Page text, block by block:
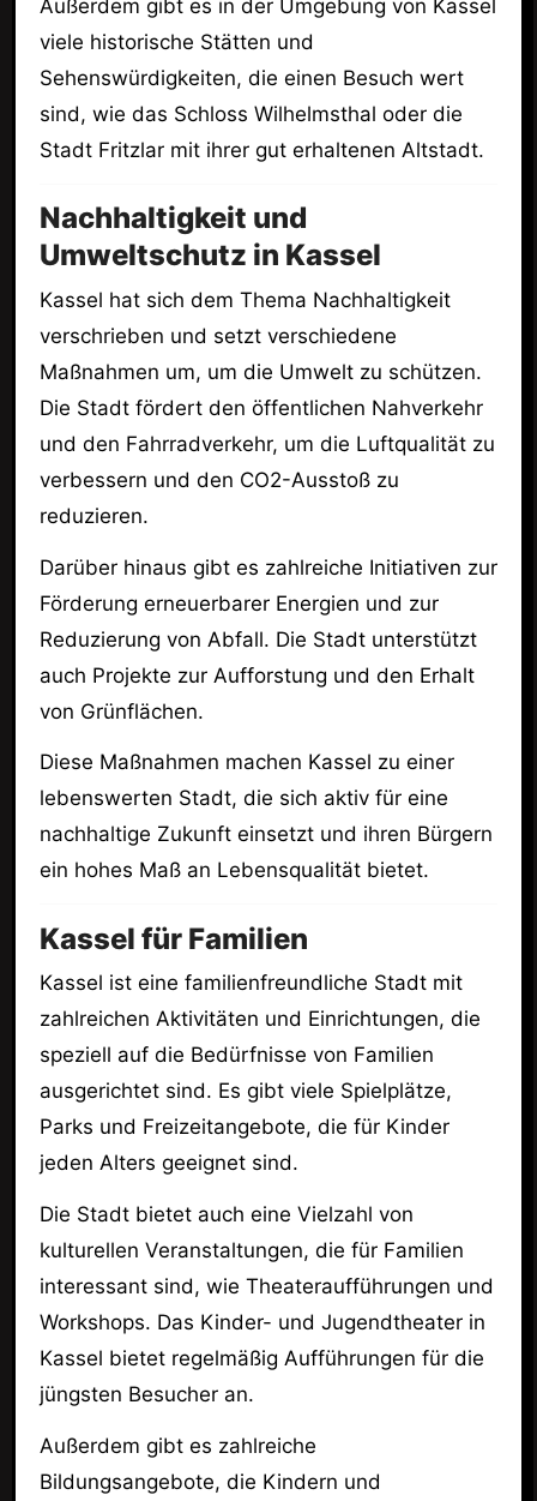
Außerdem gibt es in der Umgebung von Kassel
viele historische Stätten und
Sehenswürdigkeiten, die einen Besuch wert
sind, wie das Schloss Wilhelmsthal oder die
Stadt Fritzlar mit ihrer gut erhaltenen Altstadt.
Nachhaltigkeit und
Umweltschutz in Kassel
Kassel hat sich dem Thema Nachhaltigkeit
verschrieben und setzt verschiedene
Maßnahmen um, um die Umwelt zu schützen.
Die Stadt fördert den öffentlichen Nahverkehr
und den Fahrradverkehr, um die Luftqualität zu
verbessern und den CO2-Ausstoß zu
reduzieren.
Darüber hinaus gibt es zahlreiche Initiativen zur
Förderung erneuerbarer Energien und zur
Reduzierung von Abfall. Die Stadt unterstützt
auch Projekte zur Aufforstung und den Erhalt
von Grünflächen.
Diese Maßnahmen machen Kassel zu einer
lebenswerten Stadt, die sich aktiv für eine
nachhaltige Zukunft einsetzt und ihren Bürgern
ein hohes Maß an Lebensqualität bietet.
Kassel für Familien
Kassel ist eine familienfreundliche Stadt mit
zahlreichen Aktivitäten und Einrichtungen, die
speziell auf die Bedürfnisse von Familien
ausgerichtet sind. Es gibt viele Spielplätze,
Parks und Freizeitangebote, die für Kinder
jeden Alters geeignet sind.
Die Stadt bietet auch eine Vielzahl von
kulturellen Veranstaltungen, die für Familien
interessant sind, wie Theateraufführungen und
Workshops. Das Kinder- und Jugendtheater in
Kassel bietet regelmäßig Aufführungen für die
jüngsten Besucher an.
Außerdem gibt es zahlreiche
Bildungsangebote, die Kindern und